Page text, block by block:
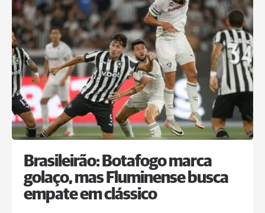
Brasileirão: Botafogo marca
golaço, mas Fluminense busca
empate em clássico